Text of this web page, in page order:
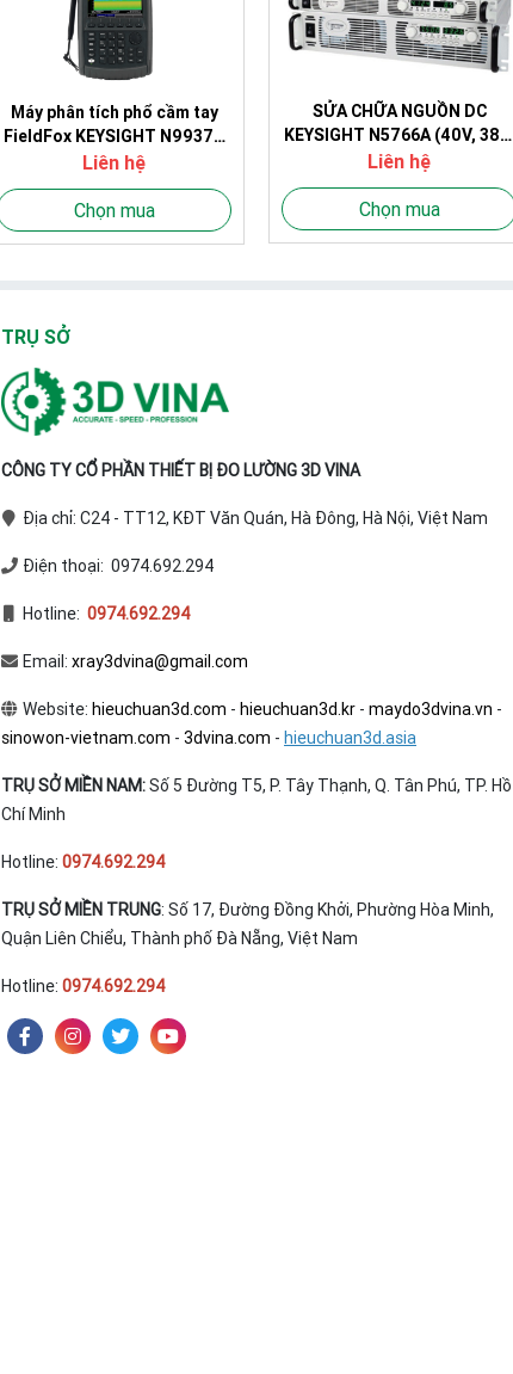
Máy phân tích phổ cầm tay
FieldFox KEYSIGHT N9937B
(9kHz~18GHz)
Liên hệ
Chọn mua
SỬA CHỮA NGUỒN DC
KEYSIGHT N5766A (40V, 38A,
1520W)
Liên hệ
Chọn mua
TRỤ SỞ
CÔNG TY CỔ PHẦN THIẾT BỊ ĐO LƯỜNG 3D VINA
Địa chỉ: C24 - TT12, KĐT Văn Quán, Hà Đông, Hà Nội, Việt Nam
Điện thoại: 0974.692.294
Hotline: 0974.692.294
Email: xray3dvina@gmail.com
Website: hieuchuan3d.com - hieuchuan3d.kr- maydo3dvina.vn -
sinowon-vietnam.com - 3dvina.com - hieuchuan3d.asia
TRỤ SỞ MIỀN NAM:Số 5 Đường T5, P. Tây Thạnh, Q. Tân Phú, TP. Hồ
Chí Minh
Hotline: 0974.692.294
TRỤ SỞ MIỀN TRUNG: Số 17, Đường Đồng Khởi, Phường Hòa Minh,
Quận Liên Chiểu, Thành phố Đà Nẵng, Việt Nam
Hotline: 0974.692.294